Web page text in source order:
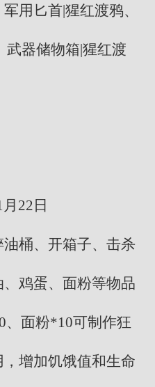
用匕首|猩红渡鸦、
武器储物箱|猩红渡
22日
桶、开箱子、击杀
鸡蛋、面粉等物品
面粉*10可制作狂
增加饥饿值和生命